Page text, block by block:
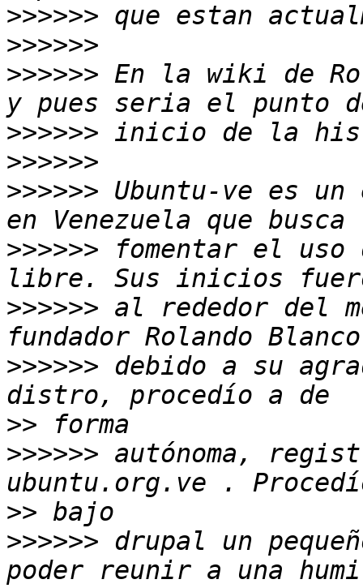
>>>>>>
>>>>>>
>>>>>> En la wiki de
>>>>>>
>>>>>>
>>>>>> Ubuntu-ve es un
>>>>>> fomentar el uso
>>>>>> al rededor del
>>>>>> debido a su
>>
>>>>>> autónoma,
>>
>>>>>> drupal un